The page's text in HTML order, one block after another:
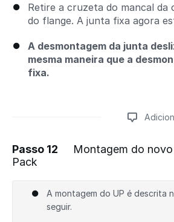
Retire a cruzeta do mancal da
do flange. A junta fixa agora
A desmontagem da junta
mesma maneira que a
fixa.
Passo 12
Montagem do
Pack
A montagem do UP é descrita
seguir.